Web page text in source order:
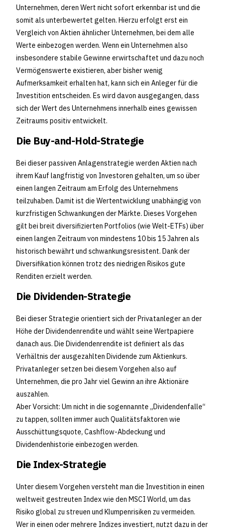
Unternehmen, deren Wert nicht sofort erkennbar ist und die
somit als unterbewertet gelten. Hierzu erfolgt erst ein
Vergleich von Aktien ähnlicher Unternehmen, bei dem alle
Werte einbezogen werden. Wenn ein Unternehmen also
insbesondere stabile Gewinne erwirtschaftet und dazu noch
Vermögenswerte existieren, aber bisher wenig
Aufmerksamkeit erhalten hat, kann sich ein Anleger für die
Investition entscheiden. Es wird davon ausgegangen, dass
sich der Wert des Unternehmens innerhalb eines gewissen
Zeitraums positiv entwickelt.
Die Buy-and-Hold-Strategie
Bei dieser passiven Anlagenstrategie werden Aktien nach
ihrem Kauf langfristig von Investoren gehalten, um so über
einen langen Zeitraum am Erfolg des Unternehmens
teilzuhaben. Damit ist die Wertentwicklung unabhängig von
kurzfristigen Schwankungen der Märkte. Dieses Vorgehen
gilt bei breit diversifizierten Portfolios (wie Welt-ETFs) über
einen langen Zeitraum von mindestens 10 bis 15 Jahren als
historisch bewährt und schwankungsresistent. Dank der
Diversifikation können trotz des niedrigen Risikos gute
Renditen erzielt werden.
Die Dividenden-Strategie
Bei dieser Strategie orientiert sich der Privatanleger an der
Höhe der Dividendenrendite und wählt seine Wertpapiere
danach aus. Die Dividendenrendite ist definiert als das
Verhältnis der ausgezahlten Dividende zum Aktienkurs.
Privatanleger setzen bei diesem Vorgehen also auf
Unternehmen, die pro Jahr viel Gewinn an ihre Aktionäre
auszahlen.
Aber Vorsicht: Um nicht in die sogennannte „Dividendenfalle“
zu tappen, sollten immer auch Qualitätsfaktoren wie
Ausschüttungsquote, Cashflow-Abdeckung und
Dividendenhistorie einbezogen werden.
Die Index-Strategie
Unter diesem Vorgehen versteht man die Investition in einen
weltweit gestreuten Index wie den MSCI World, um das
Risiko global zu streuen und Klumpenrisiken zu vermeiden.
Wer in einen oder mehrere Indizes investiert, nutzt dazu in der